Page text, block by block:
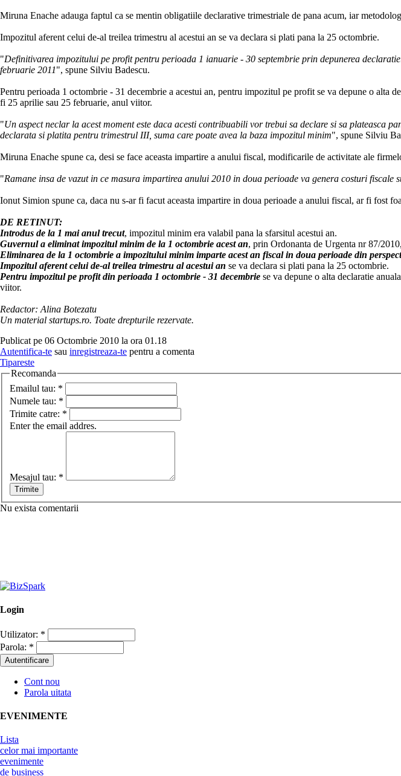
Miruna Enache adauga faptul ca se mentin obligatiile declarative trimestriale de pana acum, iar
Impozitul aferent celui de-al treilea trimestru al acestui an se va declara si plati pana la 25 octombrie.
"Definitivarea impozitului pe profit pentru perioada 1 ianuarie - 30 septembrie prin depunerea
februarie 2011", spune Silviu Badescu.
Pentru perioada 1 octombrie - 31 decembrie a acestui an, pentru impozitul pe profit se va depune o
fi 25 aprilie sau 25 februarie, anul viitor.
"Un aspect neclar la acest moment este daca acesti contribuabili vor trebui sa declare si sa plateasca
declarata si platita pentru trimestrul III, suma care poate avea la baza impozitul minim", spune Silviu
Miruna Enache spune ca, desi se face aceasta impartire a anului fiscal, modificarile de activitate ale
"Ramane insa de vazut in ce masura impartirea anului 2010 in doua perioade va genera costuri fiscale
Ionut Simion spune ca, daca nu s-ar fi facut aceasta impartire in doua perioade a anului fiscal, ar fi
DE RETINUT:
Introdus de la 1 mai anul trecut, impozitul minim era valabil pana la sfarsitul acestui an.
Guvernul a eliminat impozitul minim de la 1 octombrie acest an, prin Ordonanta de Urgenta nr 87/
Eliminarea de la 1 octombrie a impozitului minim imparte acest an fiscal in doua perioade din
Impozitul aferent celui de-al treilea trimestru al acestui an se va declara si plati pana la 25 octombrie.
Pentru impozitul pe profit din perioada 1 octombrie - 31 decembrie se va depune o alta declaratie
viitor.
Redactor: Alina Botezatu
Un material startups.ro. Toate drepturile rezervate.
Publicat pe 06 Octombrie 2010 la ora 01.18
Autentifica-te sau inregistreaza-te pentru a comenta
Tipareste
Recomanda
Emailul tau: *
Numele tau: *
Trimite catre: *
Enter the email addres.
Mesajul tau: *
Nu exista comentarii
Login
Utilizator: *
Parola: *
Cont nou
Parola uitata
EVENIMENTE
Lista
celor mai importante
evenimente
de business